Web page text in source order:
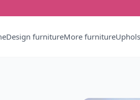
Design furnitureMore furniture